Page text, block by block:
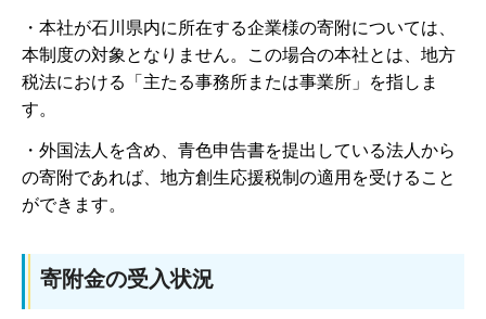
・本社が石川県内に所在する企業様の寄附については、
本制度の対象となりません。この場合の本社とは、地方
税法における「主たる事務所または事業所」を指しま
す。
・外国法人を含め、青色申告書を提出している法人から
の寄附であれば、地方創生応援税制の適用を受けること
ができます。
寄附金の受入状況